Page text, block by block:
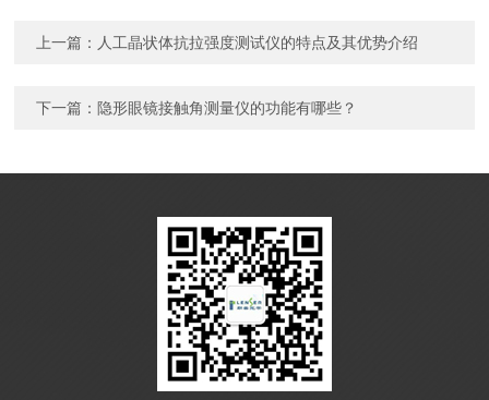
上一篇： 人工晶状体抗拉强度测试仪的特点及其优势介绍
下一篇： 隐形眼镜接触角测量仪的功能有哪些？